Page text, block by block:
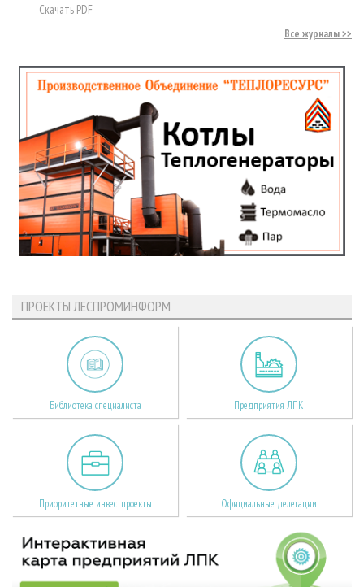
Скачать PDF
Все журналы
ПРОЕКТЫ ЛЕСПРОМИНФОРМ
Библиотека специалиста Предприятия ЛПК
Приоритетные инвестпроекты Официальные делегации